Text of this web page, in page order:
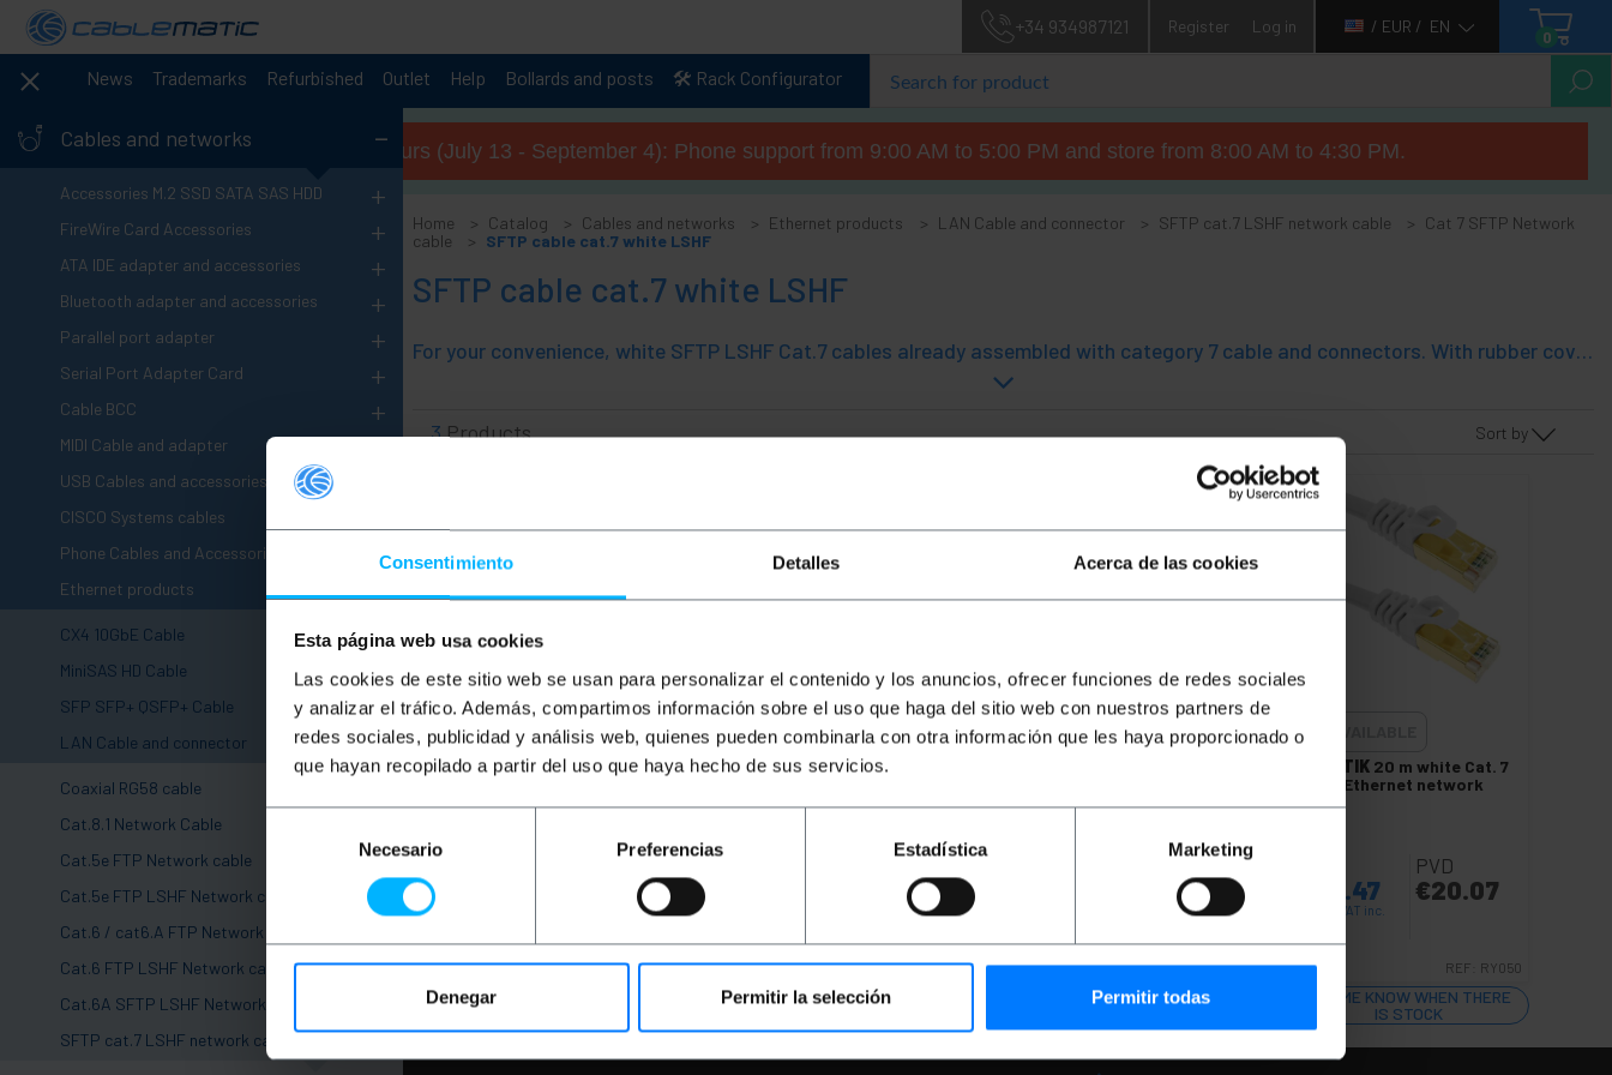
Consentimiento Detalles Acerca de las cookies
Esta página web usa cookies
Las cookies de este sitio web se usan para personalizar el contenido y los anuncios, ofrecer funciones de redes sociales
y analizar el tráfico. Además, compartimos información sobre el uso que haga del sitio web con nuestros partners de
redes sociales, publicidad y análisis web, quienes pueden combinarla con otra información que les haya proporcionado o
que hayan recopilado a partir del uso que haya hecho de sus servicios.
consentimiento
Necesario Preferencias Estadística Marketing
Denegar Permitir la selección Permitir todas
+34 934987121 Register Log in / EUR / EN
0
News Trademarks Refurbished Outlet Help Bollards and posts 🛠️ Rack Configurator
Cables and networks -
Accessories M.2 SSD SATA SAS HDD +
FireWire Card Accessories +
ATA IDE adapter and accessories +
Bluetooth adapter and accessories +
Parallel port adapter +
Serial Port Adapter Card +
Cable BCC +
MIDI Cable and adapter +
USB Cables and accessories
CISCO Systems cables
Phone Cables and Accessories +
Ethernet products -
CX4 10GbE Cable
MiniSAS HD Cable
SFP SFP+ QSFP+ Cable
LAN Cable and connector
-
Coaxial RG58 cable
Cat.8.1 Network Cable
Cat.5e FTP Network cable +
Cat.5e FTP LSHF Network cable +
Cat.6 / cat6.A FTP Network cable +
Cat.6 FTP LSHF Network cable +
Cat.6A SFTP LSHF Network cable
SFTP cat.7 LSHF network cable -
Summer opening hours (July 13 - September 4): Phone support from 9:00 AM to 5:00 PM and store from 8:00 AM to 4:30 PM.
Home Catalog Cables and networks Ethernet products LAN Cable and connector SFTP cat.7 LSHF network cable
Cat 7 SFTP Network
cable
SFTP cable cat.7 white LSHF
SFTP cable cat.7 white LSHF
For your convenience, white SFTP LSHF Cat.7 cables already assembled with category 7 cable and connectors. With rubber cover at both ends. A fast and effective solution.
3Products Sort by
BEMATIK1 m white Cat. 7
cable
2.89
Immediate delivery REF: RY043
cable
2.19
2.19VAT inc.
Immediate delivery REF: RY042
BEMATIK 20 m white Cat. 7
SSTP Ethernet network
cable
24.47
VAT inc.
PVD
€20.07
REF: RY050
LET ME KNOW WHEN THERE
IS STOCK